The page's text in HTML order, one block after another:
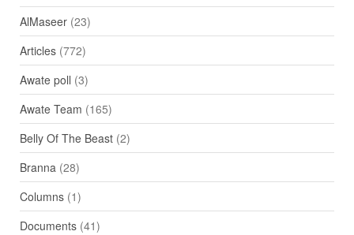
AlMaseer(23)
Articles(772)
Awate poll (3)
Awate Team (165)
Belly Of The Beast(2)
Branna(28)
Columns(1)
Documents(41)